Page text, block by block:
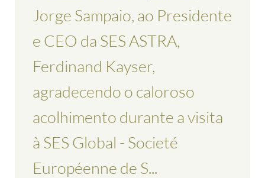
Jorge Sampaio, ao Presidente
e CEO da SES ASTRA,
Ferdinand Kayser,
agradecendo o caloroso
acolhimento durante a visita
à SES Global - Societé
Européenne de S...